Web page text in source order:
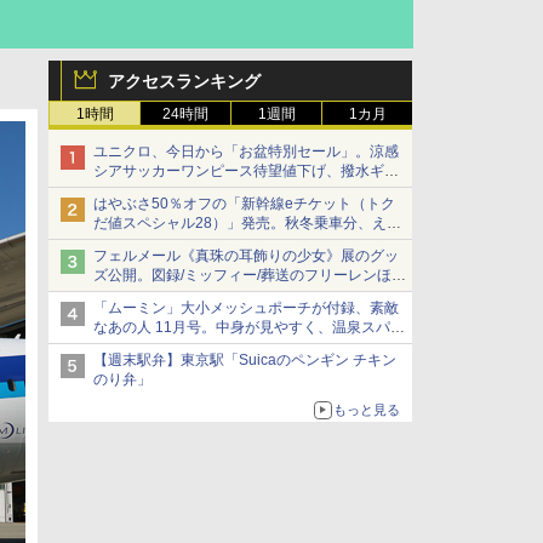
アクセスランキング
1時間 24時間 1週間 1カ月
ユニクロ、今日から「お盆特別セール」。涼感
シアサッカーワンピース待望値下げ、撥水ギア
ショーツは1990円に
はやぶさ50％オフの「新幹線eチケット（トク
だ値スペシャル28）」発売。秋冬乗車分、えき
ねっと限定
フェルメール《真珠の耳飾りの少女》展のグッ
ズ公開。図録/ミッフィー/葬送のフリーレンほ
か、注目ブランドコラボが実現
「ムーミン」大小メッシュポーチが付録、素敵
なあの人 11月号。中身が見やすく、温泉スパに
も使える
【週末駅弁】東京駅「Suicaのペンギン チキン
のり弁」
もっと見る